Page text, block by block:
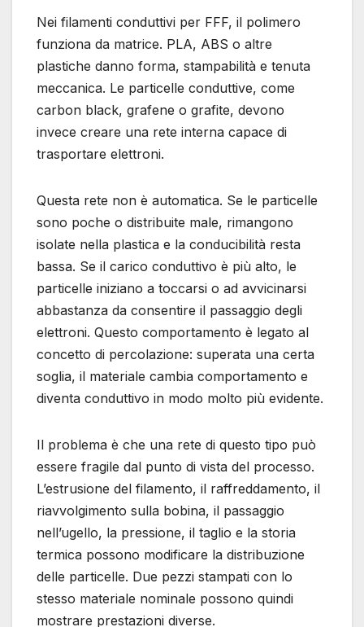
Nei filamenti conduttivi per FFF, il polimero
funziona da matrice. PLA, ABS o altre
plastiche danno forma, stampabilità e tenuta
meccanica. Le particelle conduttive, come
carbon black, grafene o grafite, devono
invece creare una rete interna capace di
trasportare elettroni.
Questa rete non è automatica. Se le particelle
sono poche o distribuite male, rimangono
isolate nella plastica e la conducibilità resta
bassa. Se il carico conduttivo è più alto, le
particelle iniziano a toccarsi o ad avvicinarsi
abbastanza da consentire il passaggio degli
elettroni. Questo comportamento è legato al
concetto di percolazione: superata una certa
soglia, il materiale cambia comportamento e
diventa conduttivo in modo molto più evidente.
Il problema è che una rete di questo tipo può
essere fragile dal punto di vista del processo.
L’estrusione del filamento, il raffreddamento, il
riavvolgimento sulla bobina, il passaggio
nell’ugello, la pressione, il taglio e la storia
termica possono modificare la distribuzione
delle particelle. Due pezzi stampati con lo
stesso materiale nominale possono quindi
mostrare prestazioni diverse.